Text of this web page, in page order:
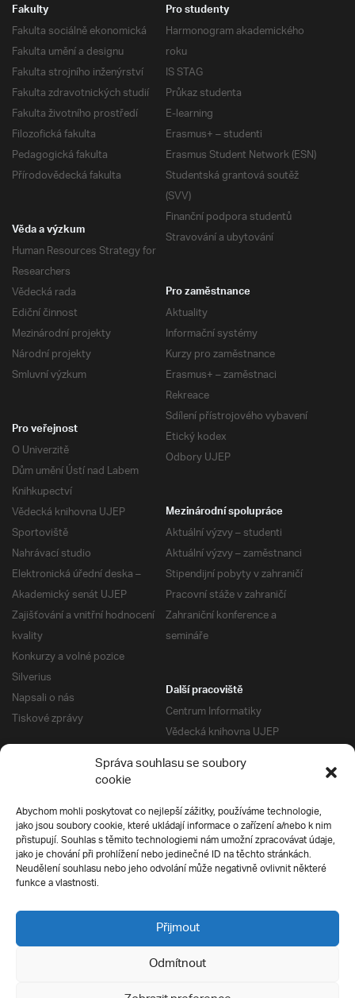
Správa souhlasu se soubory
cookie
Abychom mohli poskytovat co nejlepší zážitky, používáme technologie,
jako jsou soubory cookie, které ukládají informace o zařízení a/nebo k nim
přistupují. Souhlas s těmito technologiemi nám umožní zpracovávat údaje,
jako je chování při prohlížení nebo jedinečné ID na těchto stránkách.
Neudělení souhlasu nebo jeho odvolání může negativně ovlivnit některé
funkce a vlastnosti.
Přijmout
Odmítnout
Fakulty
Fakulta sociálně ekonomická
Fakulta umění a designu
Fakulta strojního inženýrství
Fakulta zdravotnických studií
Fakulta životního prostředí
Filozofická fakulta
Pedagogická fakulta
Přírodovědecká fakulta
Pro studenty
Harmonogram akademického
roku
IS STAG
Průkaz studenta
E-learning
Erasmus+ – studenti
Erasmus Student Network (ESN)
Studentská grantová soutěž
(SVV)
Finanční podpora studentů
Stravování a ubytování
Věda a výzkum
Human Resources Strategy for
Researchers
Vědecká rada
Ediční činnost
Mezinárodní projekty
Národní projekty
Smluvní výzkum
Pro zaměstnance
Aktuality
Informační systémy
Kurzy pro zaměstnance
Erasmus+ – zaměstnaci
Rekreace
Sdílení přístrojového vybavení
Etický kodex
Odbory UJEP
Pro veřejnost
O Univerzitě
Dům umění Ústí nad Labem
Knihkupectví
Vědecká knihovna UJEP
Sportoviště
Nahrávací studio
Elektronická úřední deska –
Akademický senát UJEP
Zajišťování a vnitřní hodnocení
kvality
Konkurzy a volné pozice
Silverius
Napsali o nás
Tiskové zprávy
Mezinárodní spolupráce
Aktuální výzvy – studenti
Aktuální výzvy – zaměstnanci
Stipendijní pobyty v zahraničí
Pracovní stáže v zahraničí
Zahraniční konference a
semináře
Další pracoviště
Centrum Informatiky
Vědecká knihovna UJEP
Správa kolejí a menz
Univerzitní centrum podpory
Silverius
Pro uchazeče
Přijímací řízení
E-prihlaska
Přípravné kurzy
Ochrana soukromí
Všechna práva vyhrazena